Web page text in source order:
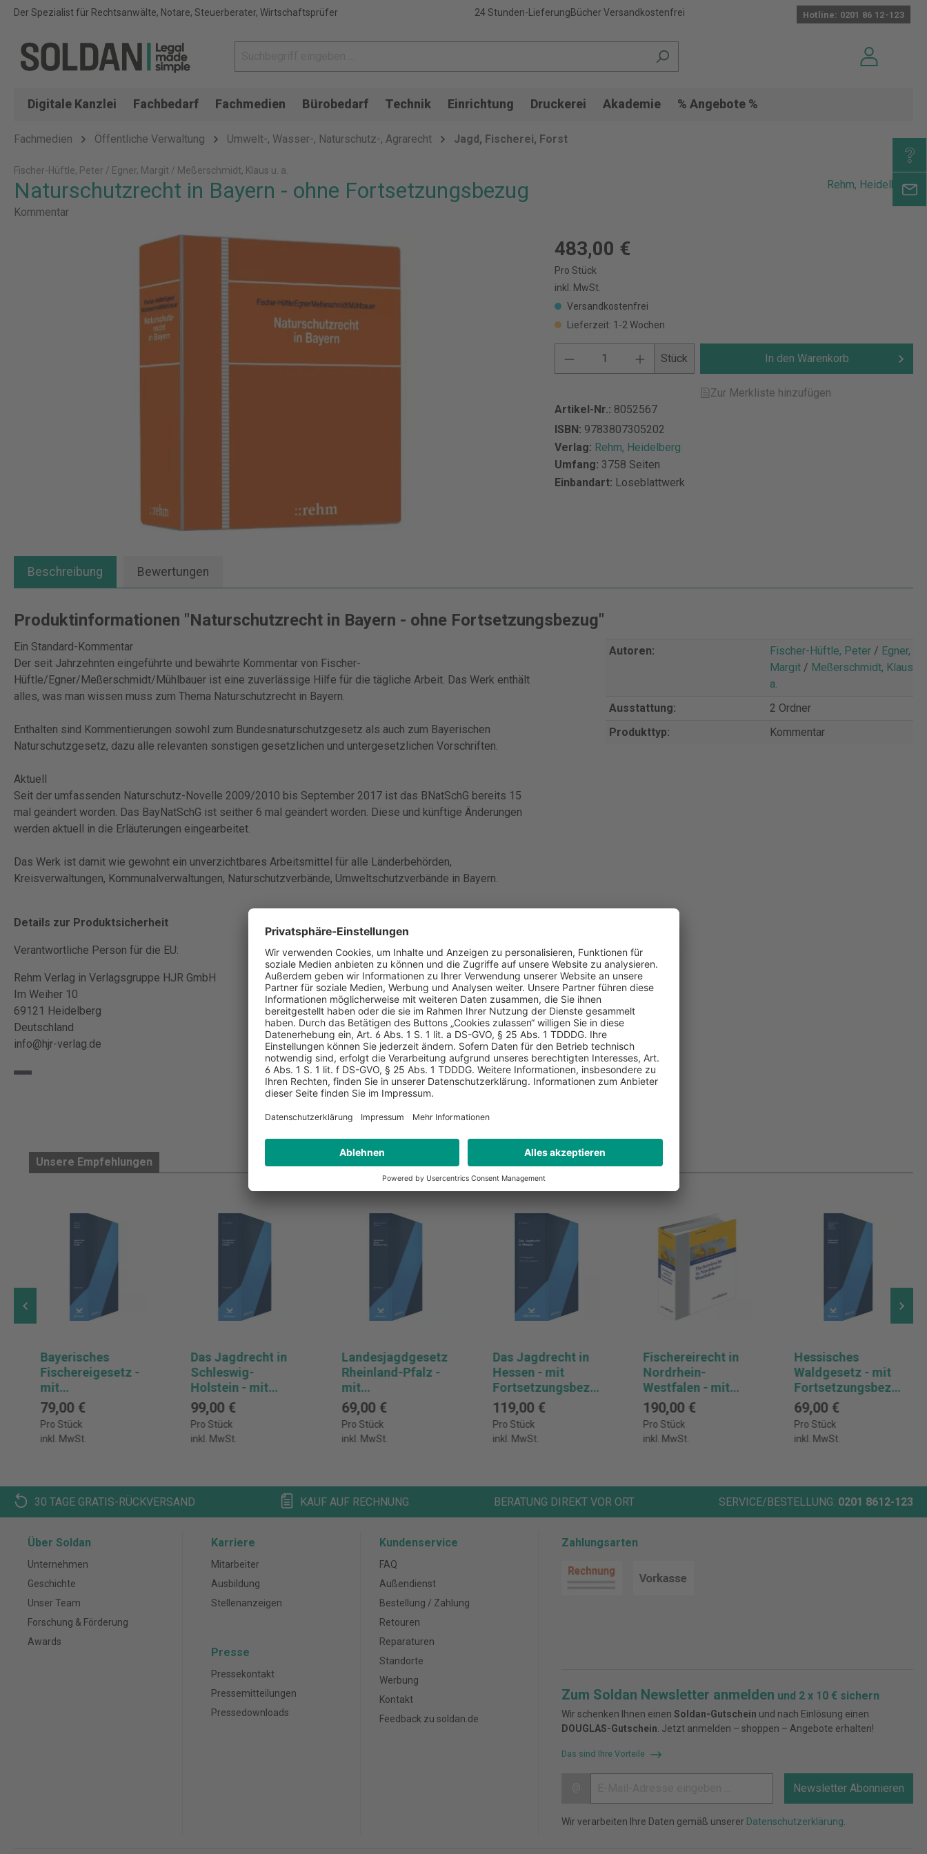
Der Spezialist für Rechtsanwälte, Notare, Steuerberater, Wirtschaftsprüfer 24 Stunden-LieferungBücher Versandkostenfrei Hotline: 0201 86 12-123
Digitale Kanzlei Fachbedarf Fachmedien Bürobedarf Technik Einrichtung Druckerei Akademie % Angebote %
Fachmedien Öffentliche Verwaltung Umwelt-, Wasser-, Naturschutz-, Agrarecht Jagd, Fischerei, Forst
Fischer-Hüftle, Peter / Egner, Margit / Meßerschmidt, Klaus u. a.
Naturschutzrecht in Bayern - ohne Fortsetzungsbezug
Kommentar
Rehm, Heidelberg
483,00 €
Pro Stück
inkl. MwSt.
Versandkostenfrei
Lieferzeit: 1-2 Wochen
Stück In den Warenkorb
Zur Merkliste hinzufügen
Artikel-Nr.: 8052567
ISBN: 9783807305202
Verlag: Rehm, Heidelberg
Umfang: 3758 Seiten
Einbandart: Loseblattwerk
Beschreibung Bewertungen
Produktinformationen "Naturschutzrecht in Bayern - ohne Fortsetzungsbezug"
Ein Standard-Kommentar
Der seit Jahrzehnten eingeführte und bewährte Kommentar von Fischer-
Hüftle/Egner/Meßerschmidt/Mühlbauer ist eine zuverlässige Hilfe für die tägliche Arbeit. Das Werk enthält
alles, was man wissen muss zum Thema Naturschutzrecht in Bayern.
Enthalten sind Kommentierungen sowohl zum Bundesnaturschutzgesetz als auch zum Bayerischen
Naturschutzgesetz, dazu alle relevanten sonstigen gesetzlichen und untergesetzlichen Vorschriften.
Aktuell
Seit der umfassenden Naturschutz-Novelle 2009/2010 bis September 2017 ist das BNatSchG bereits 15
mal geändert worden. Das BayNatSchG ist seither 6 mal geändert worden. Diese und künftige Änderungen
werden aktuell in die Erläuterungen eingearbeitet.
Das Werk ist damit wie gewohnt ein unverzichtbares Arbeitsmittel für alle Länderbehörden,
Kreisverwaltungen, Kommunalverwaltungen, Naturschutzverbände, Umweltschutzverbände in Bayern.
Details zur Produktsicherheit
Verantwortliche Person für die EU:
Rehm Verlag in Verlagsgruppe HJR GmbH
Im Weiher 10
69121 Heidelberg
Deutschland
info@hjr-verlag.de
Autoren: Fischer-Hüftle, Peter / Egner,
Margit / Meßerschmidt, Klaus u.
a.
Ausstattung:
2 Ordner
Produkttyp:
Kommentar
Unsere Empfehlungen
Bayerisches
Fischereigesetz -
mit
Fortsetzungsbezu
g
79,00 €
Pro Stück
inkl. MwSt.
Das Jagdrecht in
Schleswig-
Holstein - mit
Fortsetzungsbezu
g
99,00 €
Pro Stück
inkl. MwSt.
Landesjagdgesetz
Rheinland-Pfalz -
mit
Fortsetzungsbezu
g
69,00 €
Pro Stück
inkl. MwSt.
Das Jagdrecht in
Hessen - mit
Fortsetzungsbezu
g
119,00 €
Pro Stück
inkl. MwSt.
Fischereirecht in
Nordrhein-
Westfalen - mit
Fortsetzungsbezu
g
190,00 €
Pro Stück
inkl. MwSt.
Hessisches
Waldgesetz - mit
Fortsetzungsbezu
g
69,00 €
Pro Stück
inkl. MwSt.
30 TAGE GRATIS-RÜCKVERSAND KAUF AUF RECHNUNG BERATUNG DIREKT VOR ORT SERVICE/BESTELLUNG: 0201 8612-123
Über Soldan
Unternehmen
Geschichte
Unser Team
Forschung & Förderung
Awards
Karriere
Mitarbeiter
Ausbildung
Stellenanzeigen
Presse
Pressekontakt
Pressemitteilungen
Pressedownloads
Kundenservice
FAQ
Außendienst
Bestellung / Zahlung
Retouren
Reparaturen
Standorte
Werbung
Kontakt
Feedback zu soldan.de
Zahlungsarten
Zum Soldan Newsletter anmelden und 2 x 10 € sichern
Wir schenken Ihnen einen Soldan-Gutschein und nach Einlösung einen
DOUGLAS-Gutschein . Jetzt anmelden – shoppen – Angebote erhalten!
Das sind Ihre Vorteile
Newsletter Abonnieren
Wir verarbeiten Ihre Daten gemäß unserer Datenschutzerklärung